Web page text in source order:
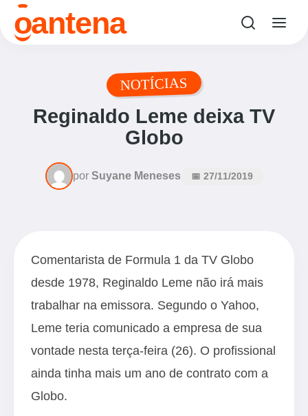
oantena
NOTÍCIAS
Reginaldo Leme deixa TV
Globo
por Suyane Meneses 📅 27/11/2019
Comentarista de Formula 1 da TV Globo
desde 1978, Reginaldo Leme não irá mais
trabalhar na emissora. Segundo o Yahoo,
Leme teria comunicado a empresa de sua
vontade nesta terça-feira (26). O profissional
ainda tinha mais um ano de contrato com a
Globo.